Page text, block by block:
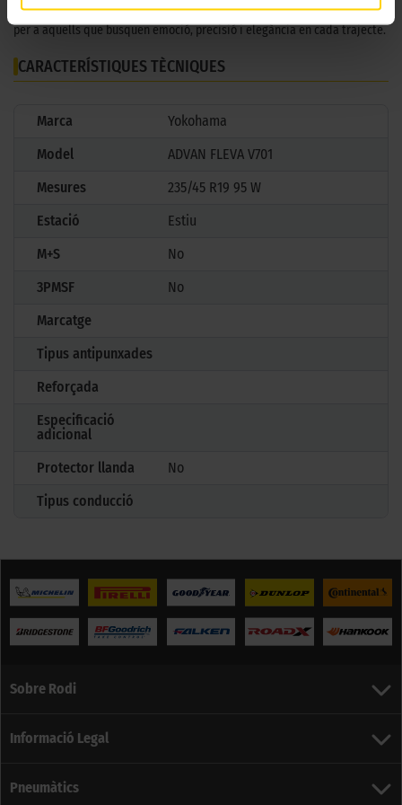
afinat en cada detall, el Yokohama Advan Fleva V701 és la tria perfecta
per a aquells que busquen emoció, precisió i elegància en cada trajecte.
CARACTERÍSTIQUES TÈCNIQUES
Marca
Yokohama
Model
ADVAN FLEVA V701
Mesures
235/45 R19 95 W
Estació
Estiu
M+S
No
3PMSF
No
Marcatge
Tipus antipunxades
Reforçada
Especificació
adicional
Protector llanda
No
Tipus conducció
Sobre Rodi
Informació Legal
Pneumàtics